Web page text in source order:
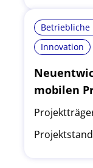
Betriebliche
Innovation
mobilen